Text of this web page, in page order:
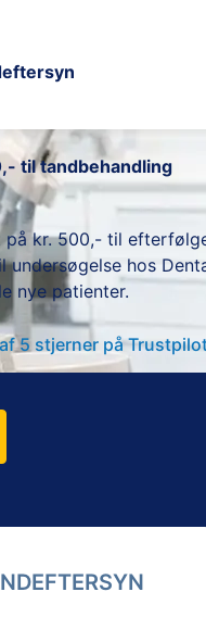
til tandbehandling
kr. 500,- til
undersøgelse hos
nye patienter.